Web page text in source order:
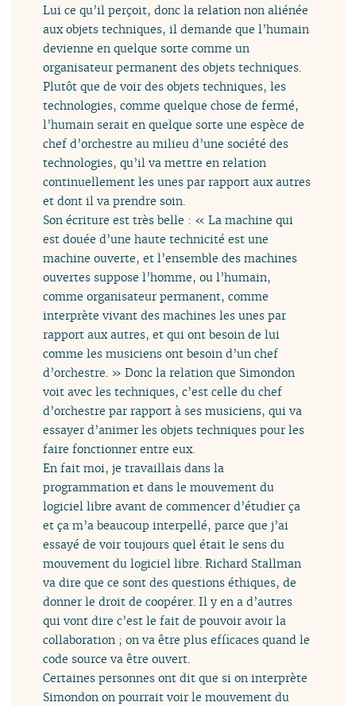
Lui ce qu’il perçoit, donc la relation non aliénée
aux objets techniques, il demande que l’humain
devienne en quelque sorte comme un
organisateur permanent des objets techniques.
Plutôt que de voir des objets techniques, les
technologies, comme quelque chose de fermé,
l’humain serait en quelque sorte une espèce de
chef d’orchestre au milieu d’une société des
technologies, qu’il va mettre en relation
continuellement les unes par rapport aux autres
et dont il va prendre soin.
Son écriture est très belle : « La machine qui
est douée d’une haute technicité est une
machine ouverte, et l’ensemble des machines
ouvertes suppose l’homme, ou l’humain,
comme organisateur permanent, comme
interprète vivant des machines les unes par
rapport aux autres, et qui ont besoin de lui
comme les musiciens ont besoin d’un chef
d’orchestre. » Donc la relation que Simondon
voit avec les techniques, c’est celle du chef
d’orchestre par rapport à ses musiciens, qui va
essayer d’animer les objets techniques pour les
faire fonctionner entre eux.
En fait moi, je travaillais dans la
programmation et dans le mouvement du
logiciel libre avant de commencer d’étudier ça
et ça m’a beaucoup interpellé, parce que j’ai
essayé de voir toujours quel était le sens du
mouvement du logiciel libre. Richard Stallman
va dire que ce sont des questions éthiques, de
donner le droit de coopérer. Il y en a d’autres
qui vont dire c’est le fait de pouvoir avoir la
collaboration ; on va être plus efficaces quand le
code source va être ouvert.
Certaines personnes ont dit que si on interprète
Simondon on pourrait voir le mouvement du